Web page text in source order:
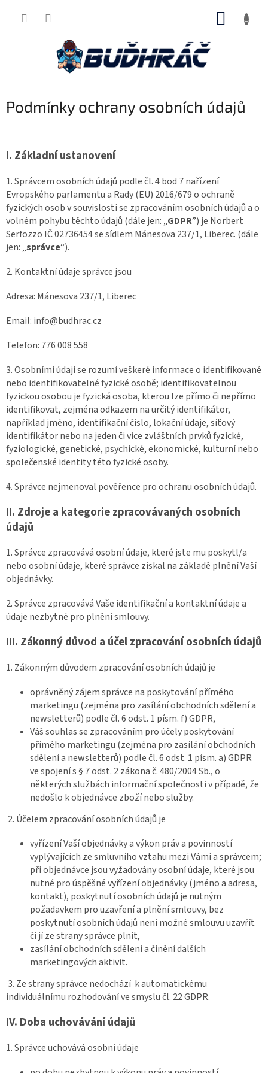
Podmínky ochrany osobních údajů
I. Základní ustanovení
1. Správcem osobních údajů podle čl. 4 bod 7 nařízení
Evropského parlamentu a Rady (EU) 2016/679 o ochraně
fyzických osob v souvislosti se zpracováním osobních údajů a o
volném pohybu těchto údajů (dále jen: „GDPR”) je Norbert
Serfözzö IČ 02736454 se sídlem Mánesova 237/1, Liberec. (dále
jen: „správce“).
2. Kontaktní údaje správce jsou
Adresa: Mánesova 237/1, Liberec
Email: info@budhrac.cz
Telefon: 776 008 558
3. Osobními údaji se rozumí veškeré informace o identifikované
nebo identifikovatelné fyzické osobě; identifikovatelnou
fyzickou osobou je fyzická osoba, kterou lze přímo či nepřímo
identifikovat, zejména odkazem na určitý identifikátor,
například jméno, identifikační číslo, lokační údaje, síťový
identifikátor nebo na jeden či více zvláštních prvků fyzické,
fyziologické, genetické, psychické, ekonomické, kulturní nebo
společenské identity této fyzické osoby.
4. Správce nejmenoval pověřence pro ochranu osobních údajů.
II. Zdroje a kategorie zpracovávaných osobních
údajů
1. Správce zpracovává osobní údaje, které jste mu poskytl/a
nebo osobní údaje, které správce získal na základě plnění Vaší
objednávky.
2. Správce zpracovává Vaše identifikační a kontaktní údaje a
údaje nezbytné pro plnění smlouvy.
III. Zákonný důvod a účel zpracování osobních údajů
1. Zákonným důvodem zpracování osobních údajů je
oprávněný zájem správce na poskytování přímého
marketingu (zejména pro zasílání obchodních sdělení a
newsletterů) podle čl. 6 odst. 1 písm. f) GDPR,
Váš souhlas se zpracováním pro účely poskytování
přímého marketingu (zejména pro zasílání obchodních
sdělení a newsletterů) podle čl. 6 odst. 1 písm. a) GDPR
ve spojení s § 7 odst. 2 zákona č. 480/2004 Sb., o
některých službách informační společnosti v případě, že
nedošlo k objednávce zboží nebo služby.
2. Účelem zpracování osobních údajů je
vyřízení Vaší objednávky a výkon práv a povinností
vyplývajících ze smluvního vztahu mezi Vámi a správcem;
při objednávce jsou vyžadovány osobní údaje, které jsou
nutné pro úspěšné vyřízení objednávky (jméno a adresa,
kontakt), poskytnutí osobních údajů je nutným
požadavkem pro uzavření a plnění smlouvy, bez
poskytnutí osobních údajů není možné smlouvu uzavřít
či jí ze strany správce plnit,
zasílání obchodních sdělení a činění dalších
marketingových aktivit.
3. Ze strany správce nedochází k automatickému
individuálnímu rozhodování ve smyslu čl. 22 GDPR.
IV. Doba uchovávání údajů
1. Správce uchovává osobní údaje